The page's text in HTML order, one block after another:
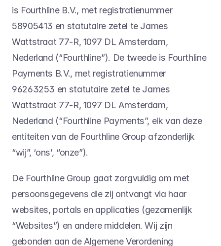
is Fourthline B.V., met registratienummer
58905413 en statutaire zetel te James
Wattstraat 77-R, 1097 DL Amsterdam,
Nederland (“Fourthline”). De tweede is Fourthline
Payments B.V., met registratienummer
96263253 en statutaire zetel te James
Wattstraat 77-R, 1097 DL Amsterdam,
Nederland (“Fourthline Payments”, elk van deze
entiteiten van de Fourthline Group afzonderlijk
“wij”, ‘ons’, “onze”).
De Fourthline Group gaat zorgvuldig om met
persoonsgegevens die zij ontvangt via haar
websites, portals en applicaties (gezamenlijk
“Websites”) en andere middelen. Wij zijn
gebonden aan de Algemene Verordening